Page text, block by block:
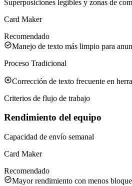
Superposiciones legibles y zonas de
Card Maker
Recomendado
Manejo de texto más limpio para
Proceso Tradicional
Corrección de texto frecuente en
Criterios de flujo de trabajo
Rendimiento del equipo
Capacidad de envío semanal
Card Maker
Recomendado
Mayor rendimiento con menos